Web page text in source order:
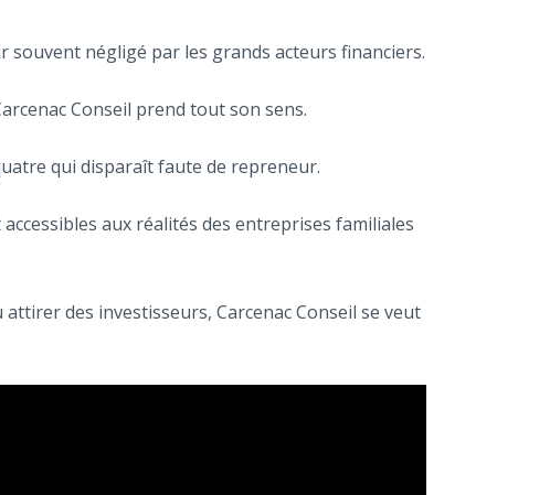
souvent négligé par les grands acteurs financiers.
Conseil prend tout son sens.
qui disparaît faute de repreneur.
aux réalités des entreprises familiales
des investisseurs, Carcenac Conseil se veut